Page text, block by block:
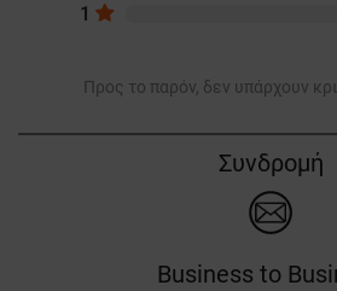
1
Προς το παρόν, δεν υπάρχουν
Συνδρομή
Business to